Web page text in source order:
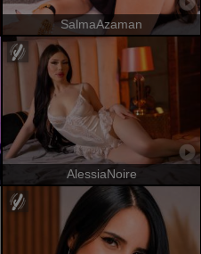
SalmaAzaman
AlessiaNoire